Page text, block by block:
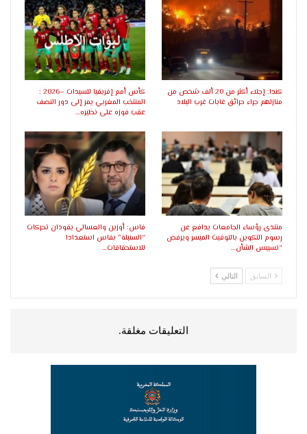
كندا: إجلاء أكثر من 20 ألف شخص من
منازلهم جراء حرائق غابات غرب البلاد
كأس أمم إفريقيا للسيدات –2026 :
المنتخب المغربي يمر إلى دور النصف
عقب فوزه على نظيره…
منتدى رؤساء الجامعات يدافع عن
رسوم التكوين بالتوقيت الميسر ويرفض
“تسييس الشأن…
فاس: أوزين والعسالي يقودان تحركات
“السنبلة” بفاس استعدادا
للاستحقاقات…
السابق التالي
التعليقات مغلقة.